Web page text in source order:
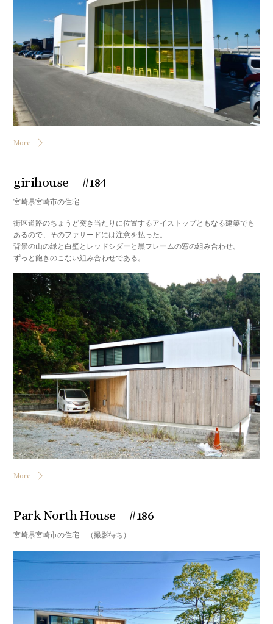
More
girihouse #184
宮崎県宮崎市の住宅
街区道路のちょうど突き当たりに位置するアイストップともなる建築でも
あるので、そのファサードには注意を払った。
背景の山の緑と白壁とレッドシダーと黒フレームの窓の組み合わせ。
ずっと飽きのこない組み合わせである。
More
Park North House #186
宮崎県宮崎市の住宅 （撮影待ち）